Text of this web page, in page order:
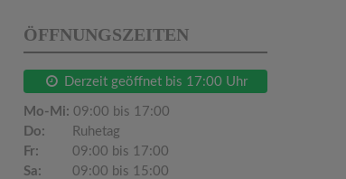
ÖFFNUNGSZEITEN
Derzeit geöffnet bis 17:00 Uhr
Mo-Mi: 09:00 bis 17:00
Do:
Ruhetag
Fr:
09:00 bis 17:00
Sa:
09:00 bis 15:00